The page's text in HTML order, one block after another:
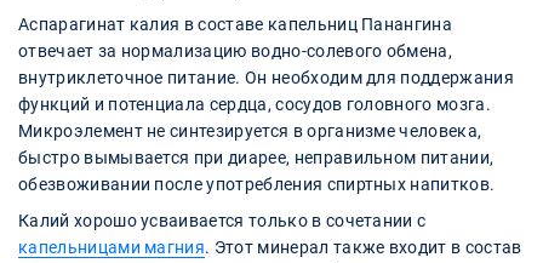
Аспарагинат калия в составе капельниц Панангина
отвечает за нормализацию водно-солевого обмена,
внутриклеточное питание. Он необходим для поддержания
функций и потенциала сердца, сосудов головного мозга.
Микроэлемент не синтезируется в организме человека,
быстро вымывается при диарее, неправильном питании,
обезвоживании после употребления спиртных напитков.
Калий хорошо усваивается только в сочетании с
капельницами магния. Этот минерал также входит в состав